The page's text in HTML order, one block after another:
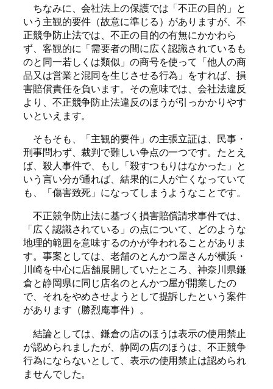
ちなみに、会社法上の保護では「不正の目的」と
いう主観的要件（故意に準じる）がありますが、不
正競争防止法では、不正の目的の有無にかかわら
ず、客観的に「需要者の間に広く認識されているも
のと同一若しくは類似」の商号を使って「他人の商
品又は営業と混同を生じさせる行為」をすれば、損
害賠償責任を負います。その意味では、会社法違反
より、不正競争防止法違反のほうが引っかかりやす
いといえます。
そもそも、「主観的要件」の主張立証は、民事・
刑事問わず、裁判で難しい争点の一つです。たとえ
ば、殺人事件で、もし「殺すつもりはなかった」と
いう言い分が通れば、結果的に人が亡くなっていて
も、「傷害致死」になってしまうようなことです。
不正競争防止法に基づく損害賠償請求事件では、
「広く認識されている」の点について、どのような
地理的範囲を意味するのかが争われることがありま
す。事案としては、老舗のとんかつ屋さんが横浜・
川崎を中心に店舗展開していたところ、神奈川県鎌
倉と静岡県に同じ店名のとんかつ屋が開業したの
で、それをやめさせようとして提訴したという案件
があります（勝烈庵事件）。
結論としては、鎌倉の店のほうは表示の使用禁止
が認められましたが、静岡の店のほうは、不正競争
行為にならないとして、表示の使用禁止は認められ
ませんでした。